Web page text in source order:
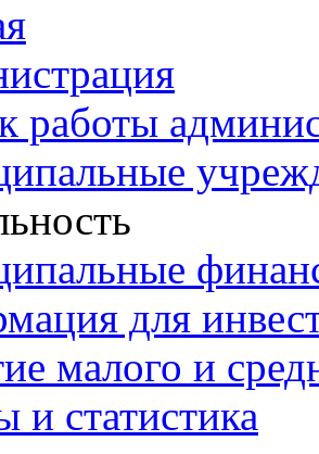
работы
для
малого и
и статистика